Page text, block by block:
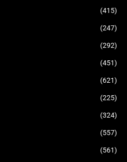
(415)
(247)
(292)
(451)
(621)
(225)
(324)
(557)
(561)